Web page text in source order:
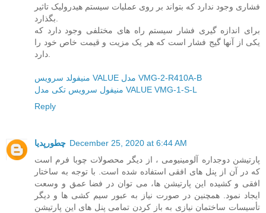
فشاری وجود ندارد که بتواند بر روی عملیات سیستم هیدرولیک تاثیر
برای اندازه گیری فشار سیستم راه های مختلفی وجود دارد که
یکی از آنها گیج فشار است که هر یک مزیت و قیمت خاص خود را
منیفولد سرویس VALUE مدل VMG-2-R410A-B
منیفول سرویس تکی مدل VALUE VMG-1-S-L
Reply
چطورپدیا December 25, 2020 at 6:44 AM
پارتیشن دوجداره آلومینیومی ، از دیگر محصولات چوبا فرم است
که در آن از پنل های افقی استفاده شده است. با توجه به ساختار
افقی و کشیده این پارتیشن ها، می توان در فضا عمق و وسعت
ایجاد نمود. همچنین در صورت نیاز به عبور سیم کشی ها و دیگر
تأسیسات ساختمان نیازی به باز کردن تمامی پنل های این پارتیشن